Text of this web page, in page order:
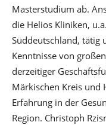
Masterstudium ab.
die Helios Kliniken,
Süddeutschland, tätig
Kenntnisse von
derzeitiger
Märkischen Kreis und
Erfahrung in der
Region. Christoph